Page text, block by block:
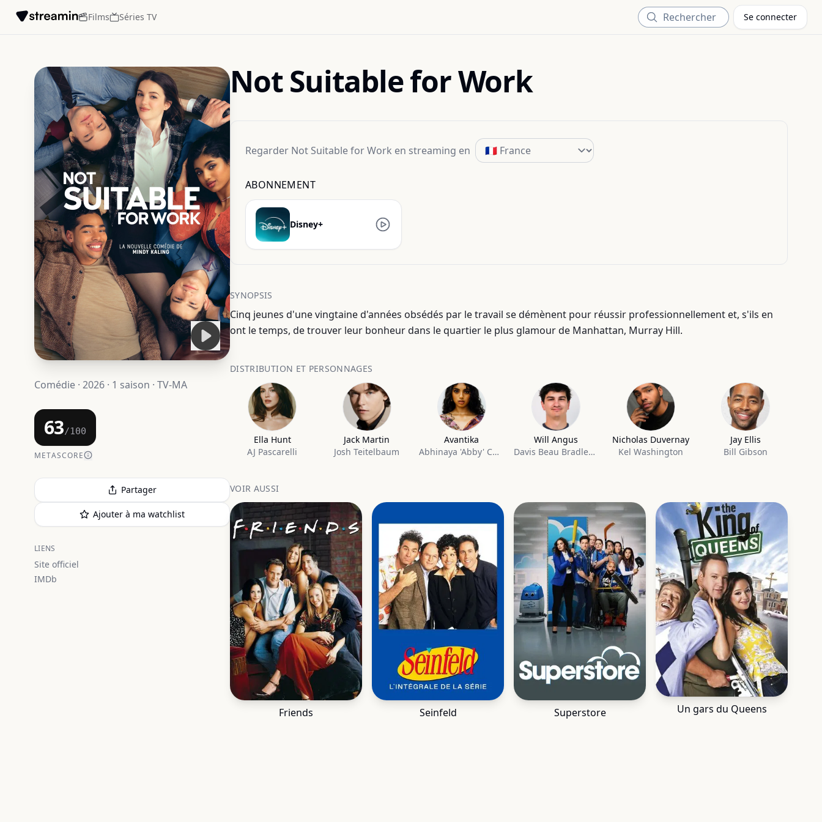
Films Séries TV Rechercher Se connecter
Comédie · 2026 · 1 saison · TV-MA
63/100
METASCORE
Partager
Ajouter à ma watchlist
LIENS
Site officiel
IMDb
Not Suitable for Work
Regarder Not Suitable for Work en streaming en
ABONNEMENT
Disney+
SYNOPSIS
Cinq jeunes d'une vingtaine d'années obsédés par le travail se démènent pour réussir professionnellement et, s'ils en
ont le temps, de trouver leur bonheur dans le quartier le plus glamour de Manhattan, Murray Hill.
DISTRIBUTION ET PERSONNAGES
Ella Hunt
AJ Pascarelli
Jack Martin
Josh Teitelbaum
Avantika
Abhinaya 'Abby' Chilukuri
Will Angus
Davis Beau Bradley Barrett III
Nicholas Duvernay
Kel Washington
Jay Ellis
Bill Gibson
VOIR AUSSI
Friends Seinfeld Superstore Un gars du Queens